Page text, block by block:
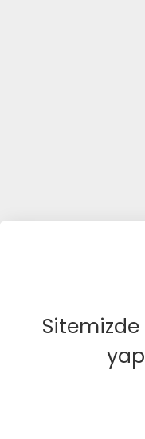
Sitemizde